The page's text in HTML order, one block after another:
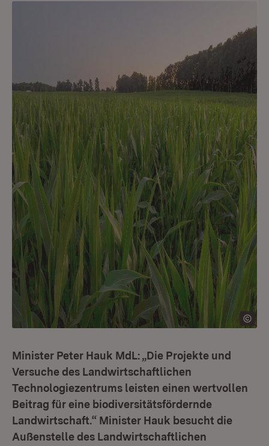
Minister Peter Hauk MdL: „Die Projekte und
Versuche des Landwirtschaftlichen
Technologiezentrums leisten einen wertvollen
Beitrag für eine biodiversitätsfördernde
Landwirtschaft.“ Minister Hauk besucht die
Außenstelle des Landwirtschaftlichen